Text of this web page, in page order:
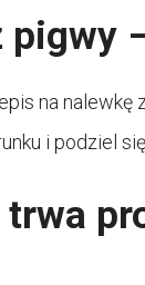
pigwy
na
i podziel
trwa